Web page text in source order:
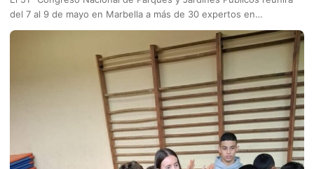
del 7 al 9 de mayo en Marbella a más de 30 expertos en…